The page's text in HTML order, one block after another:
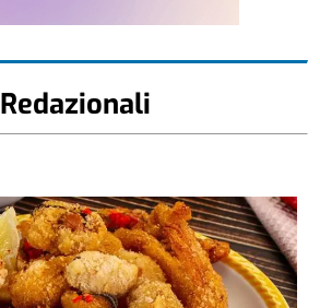
Redazionali